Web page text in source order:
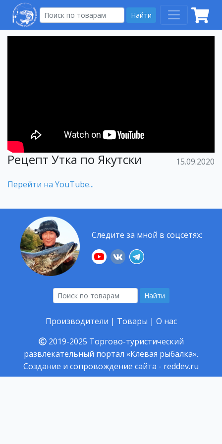
Найти
Рецепт Утка по Якутски 15.09.2020
Перейти на YouTube...
Следите за мной в соцсетях:
Найти
Производители | Товары | О нас
2019-2025 Торгово-туристический
развлекательный портал «Клевая рыбалка».
Создание и сопровождение сайта - reddev.ru